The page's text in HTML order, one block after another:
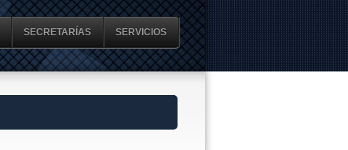
SECRETARÍAS SERVICIOS